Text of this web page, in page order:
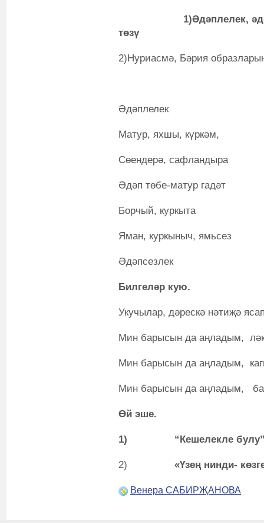
1)Әдәплелек,
төзү
2)Нуриасмә, Бәрия
Әдәплелек
Матур, яхшы, күркәм,
Сөендерә, сафландыра
Әдәп төбе-матур гадәт
Борчый, куркыта
Яман, куркыныч, ямьсез
Әдәпсезлек
Билгеләр кую.
Укучылар, дәрескә нәтиҗә
Мин барысын да аңладым,
Мин барысын да аңладым,
Мин барысын да аңладым,
Өй эше.
1) “Кешелекле
2) «Үзең нинди-
Венера САБИРҖАНОВА